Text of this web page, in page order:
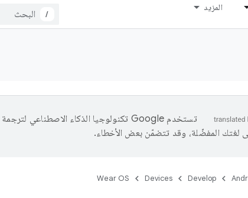
المزيد
/
تستخدم Google تكنولوجيا الذكاء الاصطناعي لترجمة
لغتك المفضّلة، وقد تتضمّن بعض الأخطاء.
Develop
Devices
Wear OS